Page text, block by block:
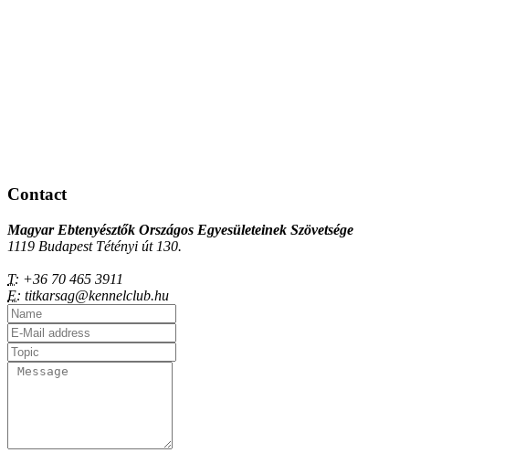
Contact
Magyar Ebtenyésztők Országos Egyesületeinek Szövetsége
1119 Budapest Tétényi út 130.
T: +36 70 465 3911
E: titkarsag@kennelclub.hu